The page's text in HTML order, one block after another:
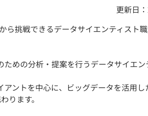
更新日
ら挑戦できるデータサイエンティス
めの分析・提案を行うデータサイエン
ントを中心に、ビッグデータを活用し
ります。